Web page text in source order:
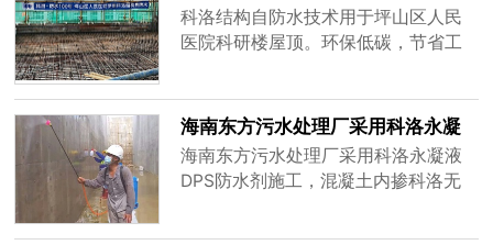
水技术
科洛结构自防水技术用于坪山区人民
医院科研楼屋顶。环保低碳，节省工
海南东方污水处理厂采用科洛永凝
液DPS防水剂施工
海南东方污水处理厂采用科洛永凝液
DPS防水剂施工，混凝土内掺科洛无